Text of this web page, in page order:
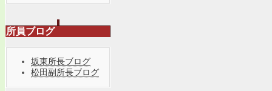
所員ブログ
坂東所長ブログ
松田副所長ブログ